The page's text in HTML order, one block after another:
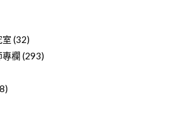
室 (32)
欄 (293)